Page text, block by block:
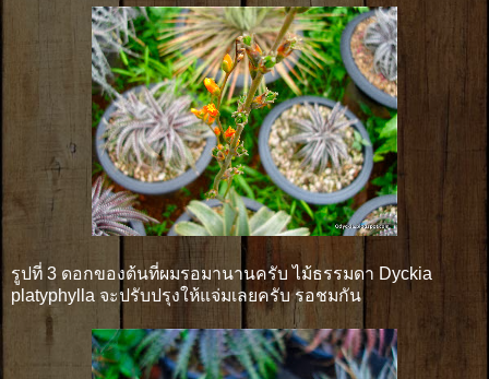
รูปที่ 3 ดอกของต้นที่ผมรอมานานครับ ไม้ธรรมดา Dyckia
platyphylla จะปรับปรุงให้แจ่มเลยครับ รอชมกัน